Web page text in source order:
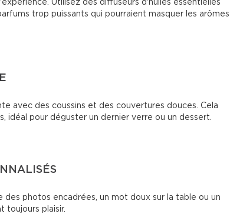
Utilisez des diffuseurs d'huiles essentielles
trop puissants qui pourraient masquer les arômes
avec des coussins et des couvertures douces. Cela
idéal pour déguster un dernier verre ou un dessert.
photos encadrées, un mot doux sur la table ou un
toujours plaisir.